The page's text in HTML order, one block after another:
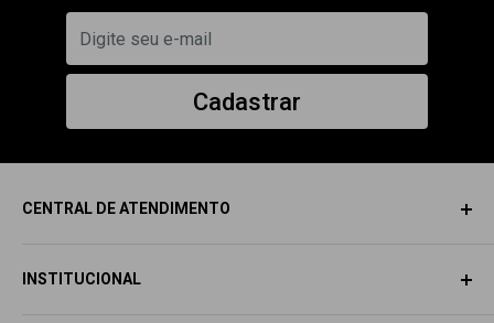
Cadastrar
CENTRAL DE ATENDIMENTO
SAC
INSTITUCIONAL